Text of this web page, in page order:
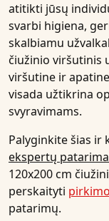
atitikti jūsų
svarbi higiena,
skalbiamu
čiužinio viršutinis
viršutine ir
visada užtikrina
svyravimams.
Palyginkite šias ir
ekspertų
120x200 cm
perskaityti
patarimų.